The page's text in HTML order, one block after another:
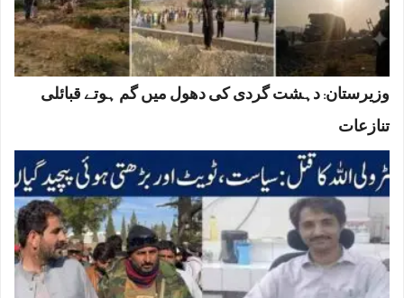
وزیرستان: دہشت گردی کی دھول میں گم ہوتے قبائلی
تنازعات